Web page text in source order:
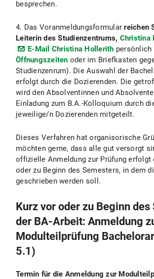
besprechen.
4. Das Voranmeldungsformularreichen
Leiterin des Studienzentrums, Christina
E-Mail Christina Hollerith persönlich
Öffnungszeiten oder im Briefkasten
Studienzenrum). Die Auswahl der
erfolgt durch die Dozierenden. Die
wird den Absolventinnen und
Einladung zum B.A.-Kolloquium durch
jeweilige/n Dozierenden mitgeteilt.
Dieses Verfahren hat organisorische
möchten gerne, dass alle gut versorgt
offizielle Anmeldung zur Prüfung erfolgt
oder zu Beginn des Semesters, in dem
geschrieben werden soll.
Kurz vor oder zu Beginn
der BA-Arbeit: Anmeldung
Modulteilprüfung
5.1)
Termin für die Anmeldung zur